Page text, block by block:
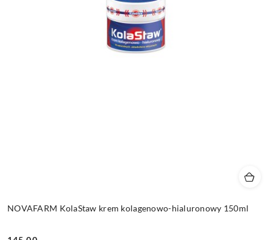
NOVAFARM KolaStaw krem kolagenowo-hialuronowy 150ml